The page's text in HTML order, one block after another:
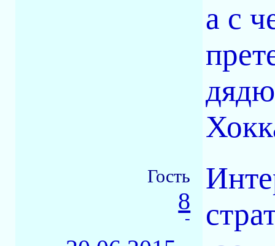
а с
Гость
8
-